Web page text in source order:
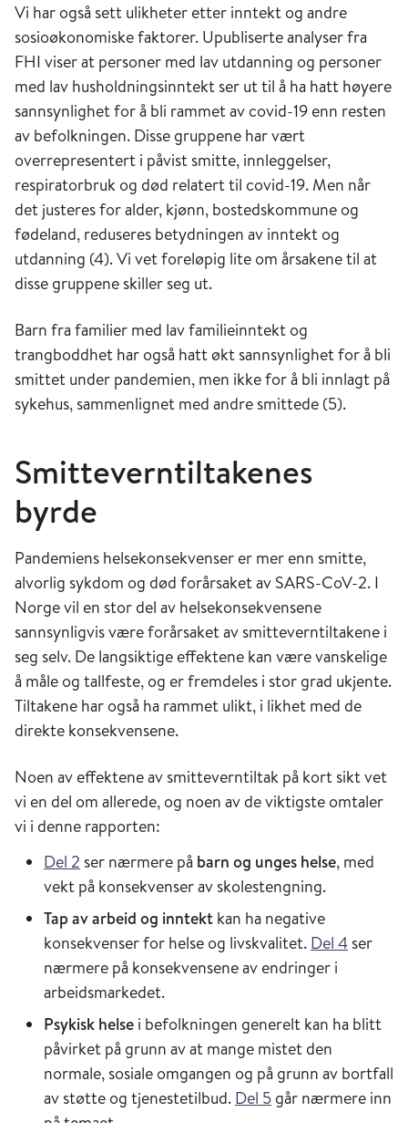
Vi har også sett ulikheter etter inntekt og andre
sosioøkonomiske faktorer. Upubliserte analyser fra
FHI viser at personer med lav utdanning og personer
med lav husholdningsinntekt ser ut til å ha hatt høyere
sannsynlighet for å bli rammet av covid-19 enn resten
av befolkningen. Disse gruppene har vært
overrepresentert i påvist smitte, innleggelser,
respiratorbruk og død relatert til covid-19. Men når
det justeres for alder, kjønn, bostedskommune og
fødeland, reduseres betydningen av inntekt og
utdanning (4). Vi vet foreløpig lite om årsakene til at
disse gruppene skiller seg ut.
Barn fra familier med lav familieinntekt og
trangboddhet har også hatt økt sannsynlighet for å bli
smittet under pandemien, men ikke for å bli innlagt på
sykehus, sammenlignet med andre smittede (5).
Smitteverntiltakenes
byrde
Pandemiens helsekonsekvenser er mer enn smitte,
alvorlig sykdom og død forårsaket av SARS-CoV-2. I
Norge vil en stor del av helsekonsekvensene
sannsynligvis være forårsaket av smitteverntiltakene i
seg selv. De langsiktige effektene kan være vanskelige
å måle og tallfeste, og er fremdeles i stor grad ukjente.
Tiltakene har også ha rammet ulikt, i likhet med de
direkte konsekvensene.
Noen av effektene av smitteverntiltak på kort sikt vet
vi en del om allerede, og noen av de viktigste omtaler
vi i denne rapporten:
Del 2 ser nærmere på barn og unges helse, med
vekt på konsekvenser av skolestengning.
Tap av arbeid og inntekt kan ha negative
konsekvenser for helse og livskvalitet. Del 4 ser
nærmere på konsekvensene av endringer i
arbeidsmarkedet.
Psykisk helse i befolkningen generelt kan ha blitt
påvirket på grunn av at mange mistet den
normale, sosiale omgangen og på grunn av bortfall
av støtte og tjenestetilbud. Del 5 går nærmere inn